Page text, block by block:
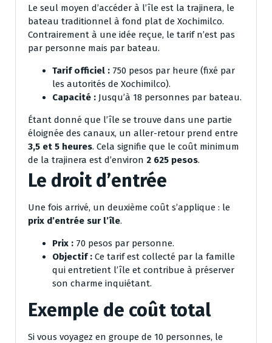
Le seul moyen d’accéder à l’île est la trajinera, le
bateau traditionnel à fond plat de Xochimilco.
Contrairement à une idée reçue, le tarif n’est pas
par personne mais par bateau.
Tarif officiel : 750 pesos par heure (fixé par
les autorités de Xochimilco).
Capacité : Jusqu’à 18 personnes par bateau.
Étant donné que l’île se trouve dans une partie
éloignée des canaux, un aller-retour prend entre
3,5 et 5 heures. Cela signifie que le coût minimum
de la trajinera est d’environ 2 625 pesos.
Le droit d’entrée
Une fois arrivé, un deuxième coût s’applique : le
prix d’entrée sur l’île.
Prix : 70 pesos par personne.
Objectif : Ce tarif est collecté par la famille
qui entretient l’île et contribue à préserver
son charme inquiétant.
Exemple de coût total
Si vous voyagez en groupe de 10 personnes, le